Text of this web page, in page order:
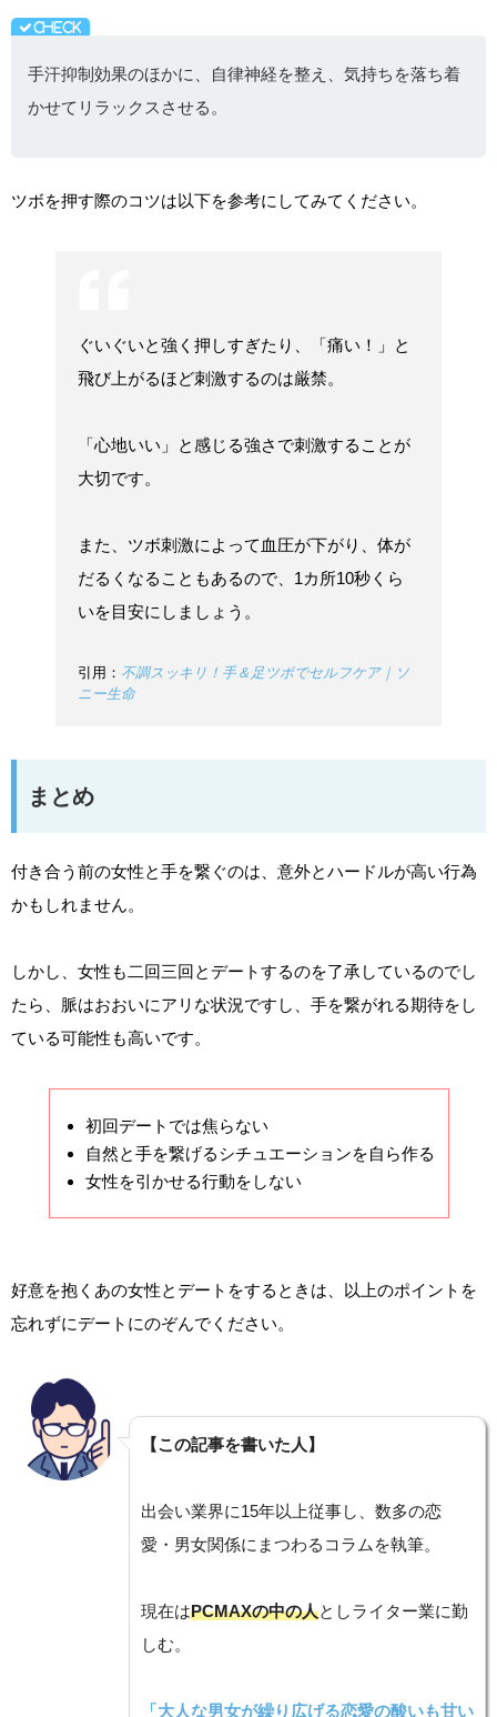
手汗抑制効果のほかに、自律神経を整え、気持ちを落ち着
かせてリラックスさせる。
ツボを押す際のコツは以下を参考にしてみてください。
ぐいぐいと強く押しすぎたり、「痛い！」と
飛び上がるほど刺激するのは厳禁。
「心地いい」と感じる強さで刺激することが
大切です。
また、ツボ刺激によって血圧が下がり、体が
だるくなることもあるので、1カ所10秒くら
いを目安にしましょう。
引用： 不調スッキリ！手＆足ツボでセルフケア｜ソ
ニー生命
まとめ
付き合う前の女性と手を繋ぐのは、意外とハードルが高い行為
かもしれません。
しかし、女性も二回三回とデートするのを了承しているのでし
たら、脈はおおいにアリな状況ですし、手を繋がれる期待をし
ている可能性も高いです。
初回デートでは焦らない
自然と手を繋げるシチュエーションを自ら作る
女性を引かせる行動をしない
好意を抱くあの女性とデートをするときは、以上のポイントを
忘れずにデートにのぞんでください。
【この記事を書いた人】
出会い業界に15年以上従事し、数多の恋
愛・男女関係にまつわるコラムを執筆。
現在はPCMAXの中の人としライター業に勤
しむ。
「大人な男女が繰り広げる恋愛の酸いも甘い